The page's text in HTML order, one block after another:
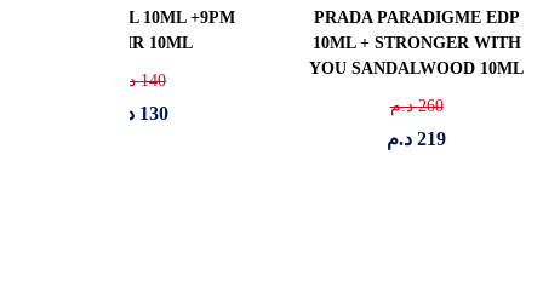
AZAROU THE MOSTE
WANTED 10 ML +
VERSACE EROS EDP
239 د.م
SWY INTENSLY 10 ML +
PRADA PARADIGME 10ML
229د.م
199د.م